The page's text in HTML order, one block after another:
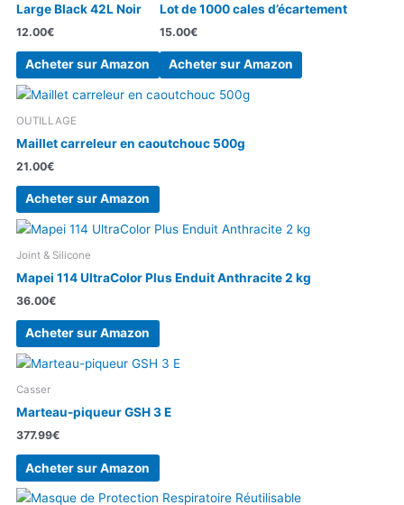
Large Black 42L Noir
12.00€
Acheter sur Amazon
Lot de 1000 cales d’écartement
15.00€
Acheter sur Amazon
OUTILLAGE
Maillet carreleur en caoutchouc 500g
21.00€
Acheter sur Amazon
Joint & Silicone
Mapei 114 UltraColor Plus Enduit Anthracite 2 kg
36.00€
Acheter sur Amazon
Casser
Marteau-piqueur GSH 3 E
377.99€
Acheter sur Amazon